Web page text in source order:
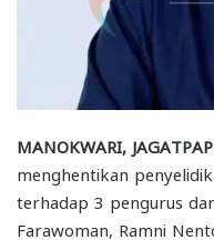
MANOKWARI,
menghentikan
terhadap 3 pengurus
Farawoman, Ramni